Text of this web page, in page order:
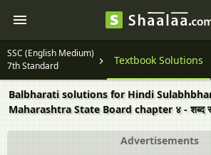
SSC (English Medium)
7th Standard
Textbook Solutions
Balbharati solutions for Hindi
Maharashtra State Board chapter ४ - शब्द
Advertisements